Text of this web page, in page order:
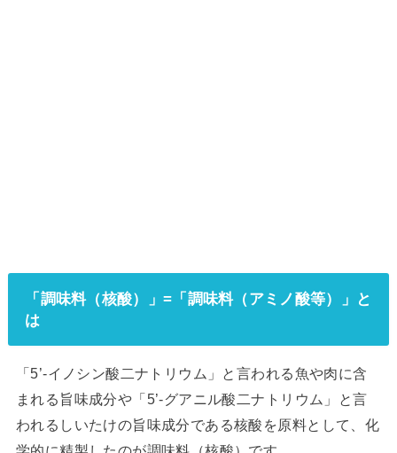
「調味料（核酸）」=「調味料（アミノ酸等）」と
は
「5’-イノシン酸二ナトリウム」と言われる魚や肉に含
まれる旨味成分や「5’-グアニル酸二ナトリウム」と言
われるしいたけの旨味成分である核酸を原料として、化